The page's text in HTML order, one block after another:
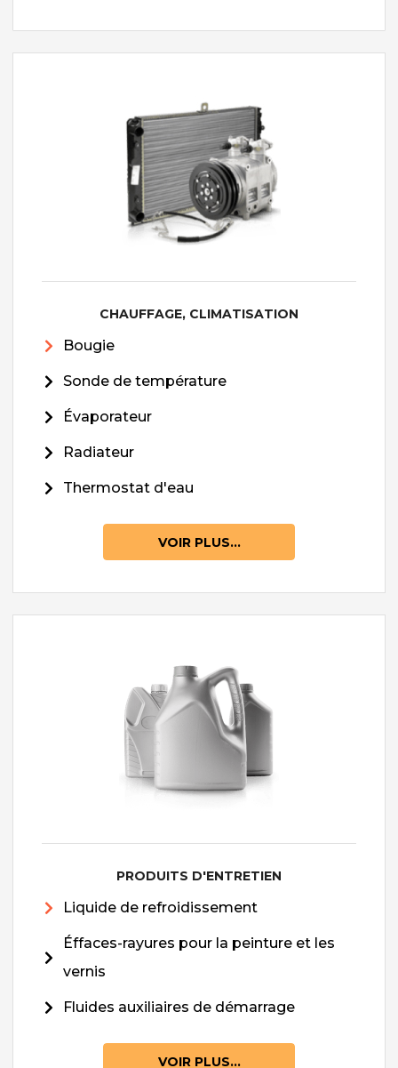
CHAUFFAGE, CLIMATISATION
Bougie
Sonde de température
Évaporateur
Radiateur
Thermostat d'eau
VOIR PLUS...
PRODUITS D'ENTRETIEN
Liquide de refroidissement
Éffaces-rayures pour la peinture et les
vernis
Fluides auxiliaires de démarrage
VOIR PLUS...